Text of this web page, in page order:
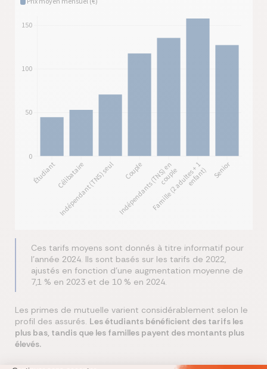
Ces tarifs moyens sont donnés à titre informatif pour
l’année 2024. Ils sont basés sur les tarifs de 2022,
ajustés en fonction d'une augmentation moyenne de
7,1 % en 2023 et de 10 % en 2024.
Les primes de mutuelle varient considérablement selon le
profil des assurés. Les étudiants bénéficient des tarifs les
plus bas, tandis que les familles payent des montants plus
élevés.